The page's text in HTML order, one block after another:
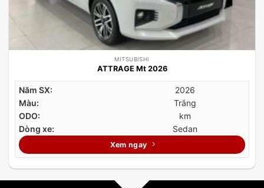
MITSUBISHI
ATTRAGE Mt 2026
Năm SX:
2026
Màu:
Trắng
ODO:
km
Dòng xe:
Sedan
Xem ngay